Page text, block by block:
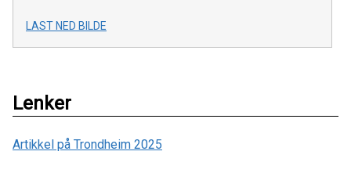
LAST NED BILDE
Lenker
Artikkel på Trondheim 2025